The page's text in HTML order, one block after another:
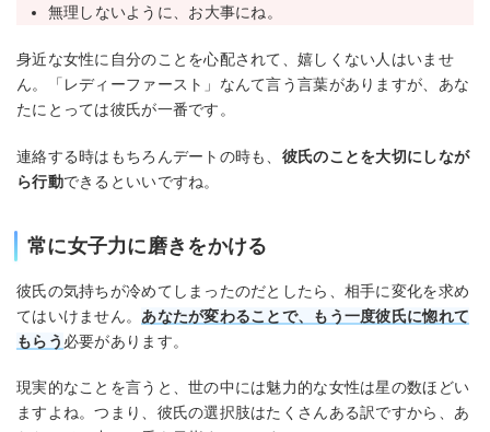
無理しないように、お大事にね。
身近な女性に自分のことを心配されて、嬉しくない人はいませ
ん。「レディーファースト」なんて言う言葉がありますが、あな
たにとっては彼氏が一番です。
連絡する時はもちろんデートの時も、 彼氏のことを大切にしなが
ら行動できるといいですね。
常に女子力に磨きをかける
彼氏の気持ちが冷めてしまったのだとしたら、相手に変化を求め
てはいけません。 あなたが変わることで、もう一度彼氏に惚れて
もらう 必要があります。
現実的なことを言うと、世の中には魅力的な女性は星の数ほどい
ますよね。つまり、彼氏の選択肢はたくさんある訳ですから、あ